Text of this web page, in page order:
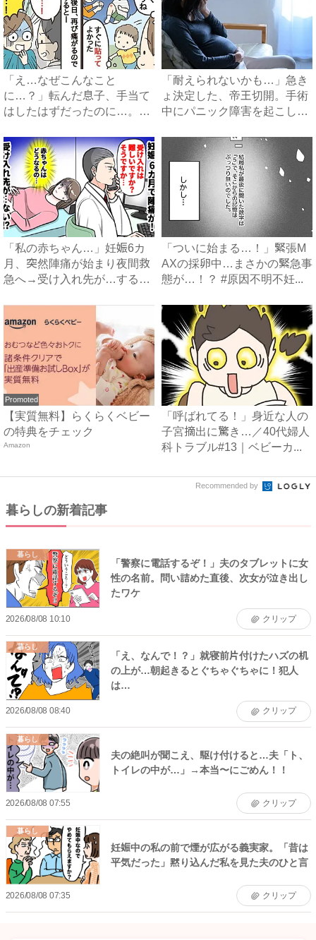
「え…なぜこんなこと
に…？」転んだ息子、手当て
はしたはずだったのに…。猛
「耐えられないかも…」急き
ょ決定した、帝王切開。手術
中にパニック障害を起こしか
「私の赤ちゃん…」妊娠6カ
月、突然陣痛が始まり夜間救
急へ→受け入れ先が…すると
「ついに始まる…！」緊張M
AXの採卵中…まさかの緊急事
態が…！？ #原因不明不妊...
Promoted
【実質無料】らくらくベビー
の特典をチェック
Amazon
「呼ばれてる！」身近な人の
子宮摘出に驚き…／40代婦人
科トラブル#13｜ベビーカ...
Recommended by
暮らしの新着記事
暮らし
「警察に電話するぞ！」夫のタブレットに女
性の名前。問い詰めた直後、次女が泣き出し
たワケ
2026/08/08 10:10 クリップ
暮らし
「え、なんで！？」就寝前片付けたハズの机
の上が…朝起きるとぐちゃぐちゃに！犯人
は…
2026/08/08 08:40 クリップ
暮らし
夫の絶叫が聞こえ、駆け付けると…夫「ト、
トイレの中が…」→本当〜にごめん！！
2026/08/08 07:55 クリップ
暮らし
妊娠中の私の前で煙が広がる義実家。「昔は
平気だった」黙り込んだ私を見た夫のひと言
2026/08/08 07:35 クリップ